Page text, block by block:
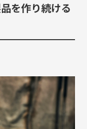
を作り続ける